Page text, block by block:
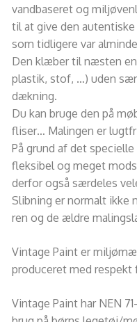
vandbaseret og
til at give den
som tidligere var
Den klæber til næsten
plastik, stof, …) uden
dækning.
Du kan bruge den på
fliser… Malingen er
På grund af det
fleksibel og meget
derfor også særdeles
Slibning er normalt ikke
ren og de ældre
Vintage Paint er
produceret med
Vintage Paint har NEN